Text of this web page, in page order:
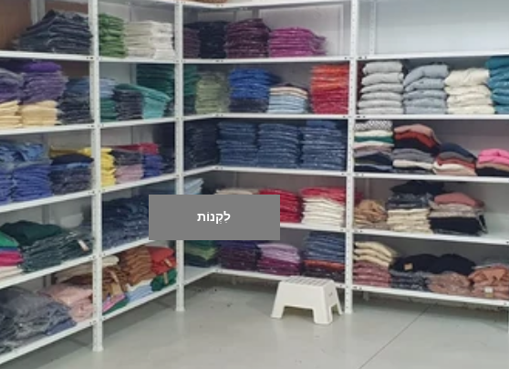
מדפי מתכת בהתאמה אישית
שדרגו את המַצְ'ן שלכם עם מדפים עמידים בהתאמה אישית.
לִקְנוֹת